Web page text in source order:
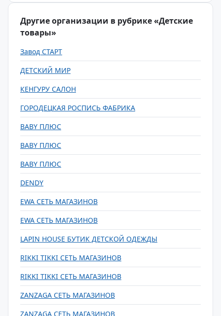
Другие организации в рубрике «Детские
товары»
Завод СТАРТ
ДЕТСКИЙ МИР
КЕНГУРУ САЛОН
ГОРОДЕЦКАЯ РОСПИСЬ ФАБРИКА
BABY ПЛЮС
BABY ПЛЮС
BABY ПЛЮС
DENDY
EWA СЕТЬ МАГАЗИНОВ
EWA СЕТЬ МАГАЗИНОВ
LAPIN HOUSE БУТИК ДЕТСКОЙ ОДЕЖДЫ
RIKKI TIKKI СЕТЬ МАГАЗИНОВ
RIKKI TIKKI СЕТЬ МАГАЗИНОВ
ZANZAGA СЕТЬ МАГАЗИНОВ
ZANZAGA СЕТЬ МАГАЗИНОВ